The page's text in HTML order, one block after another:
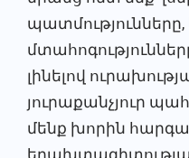
պատմությունները,
լինելով
յուրաքանչյուր
մենք խորին